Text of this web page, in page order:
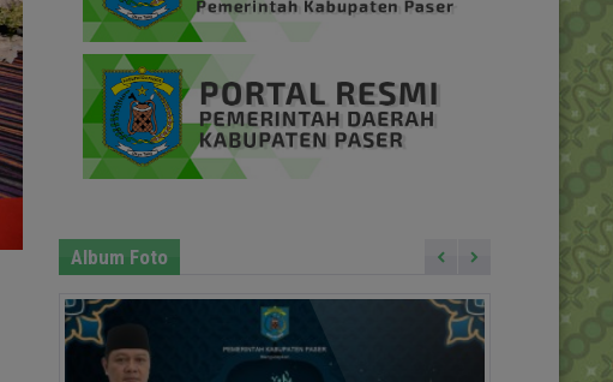
Album Foto